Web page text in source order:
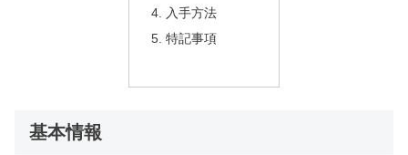
入手方法
特記事項
基本情報